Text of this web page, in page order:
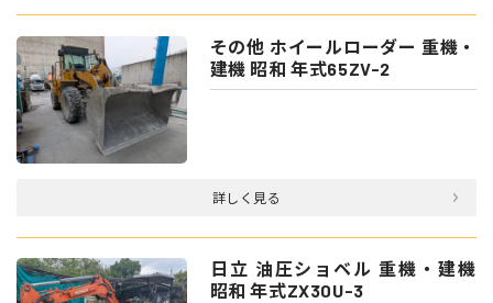
その他 ホイールローダー 重機・
建機 昭和 年式65ZV-2
詳しく見る
日立 油圧ショベル 重機・建機
昭和 年式ZX30U-3